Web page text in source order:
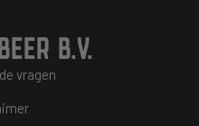
B.V.
vragen